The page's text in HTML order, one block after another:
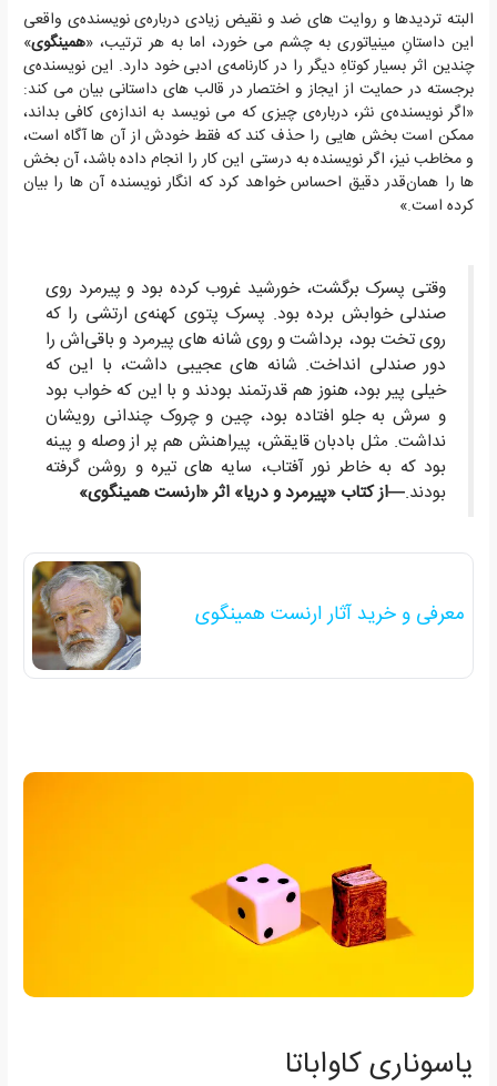
البته تردیدها و روایت های ضد و نقیض زیادی درباره‌ی نویسنده‌ی واقعی
این داستانِ مینیاتوری به چشم می خورد، اما به هر ترتیب، «همینگوی»
چندین اثر بسیار کوتاهِ دیگر را در کارنامه‌ی ادبی خود دارد. این نویسنده‌ی
برجسته در حمایت از ایجاز و اختصار در قالب های داستانی بیان می کند:
«اگر نویسنده‌ی نثر، درباره‌ی چیزی که می نویسد به اندازه‌ی کافی بداند،
ممکن است بخش هایی را حذف کند که فقط خودش از آن ها آگاه است،
و مخاطب نیز، اگر نویسنده به درستی این کار را انجام داده باشد، آن بخش
ها را همان‌قدر دقیق احساس خواهد کرد که انگار نویسنده آن ها را بیان
کرده است.»
وقتی پسرک برگشت، خورشید غروب کرده بود و پیرمرد روی
صندلی خوابش برده بود. پسرک پتوی کهنه‌ی ارتشی را که
روی تخت بود، برداشت و روی شانه های پیرمرد و باقی‌اش را
دور صندلی انداخت. شانه های عجیبی داشت، با این که
خیلی پیر بود، هنوز هم قدرتمند بودند و با این که خواب بود
و سرش به جلو افتاده بود، چین و چروک چندانی رویشان
نداشت. مثل بادبان قایقش، پیراهنش هم پر از وصله و پینه
بود که به خاطر نور آفتاب، سایه های تیره و روشن گرفته
بودند.—از کتاب «پیرمرد و دریا» اثر «ارنست همینگوی»
معرفی و خرید آثار ارنست همینگوی
یاسوناری کاواباتا